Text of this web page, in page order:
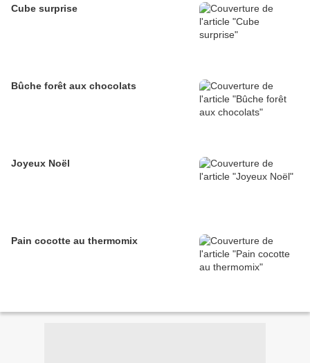
Cube surprise
Bûche forêt aux chocolats
Joyeux Noël
Pain cocotte au thermomix